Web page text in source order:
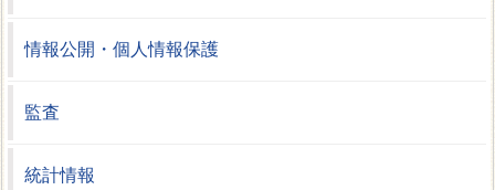
情報公開・個人情報保護
監査
統計情報